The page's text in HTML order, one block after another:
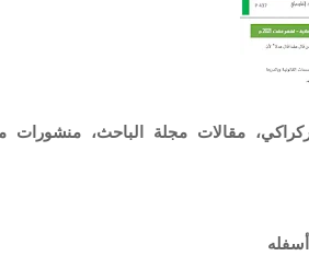
مقالات مجلة الباحث، منشورات